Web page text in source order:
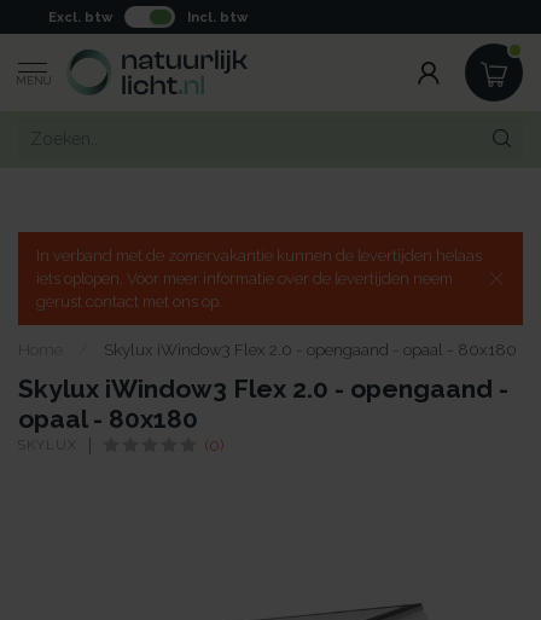
Excl. btw Incl. btw
MENU
In verband met de zomervakantie kunnen de levertijden helaas
iets oplopen. Voor meer informatie over de levertijden neem
gerust contact met ons op.
Home Skylux iWindow3 Flex 2.0 - opengaand - opaal - 80x180
Skylux iWindow3 Flex 2.0 - opengaand -
opaal - 80x180
SKYLUX (0)